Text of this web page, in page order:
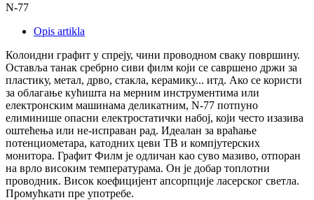
N-77
Opis artikla
Колоидни графит у спреју, чини проводном сваку површину.
Оставља танак сребрно сиви филм који се савршено држи за
пластику, метал, дрво, стакла, керамику... итд. Ако се користи
за облагање кућишта на мерним инструментима или
електронским машинама деликатним, N-77 потпуно
елиминише опасни електростатички набој, који често изазива
оштећења или не-исправан рад. Идеалан за враћање
потенциометара, катодних цеви ТВ и компјутерских
монитора. Графит Филм је одличан као суво мазиво, отпоран
на врло високим температурама. Он је добар топлотни
проводник. Висок коефицијент апсорпције ласерског светла.
Промућкати пре употребе.